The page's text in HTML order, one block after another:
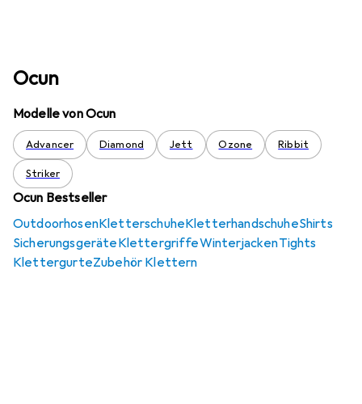
Ocun
Modelle von Ocun
Advancer Diamond Jett Ozone Ribbit
Striker
Ocun Bestseller
OutdoorhosenKletterschuheKletterhandschuheShirts
SicherungsgeräteKlettergriffeWinterjackenTights
KlettergurteZubehör Klettern